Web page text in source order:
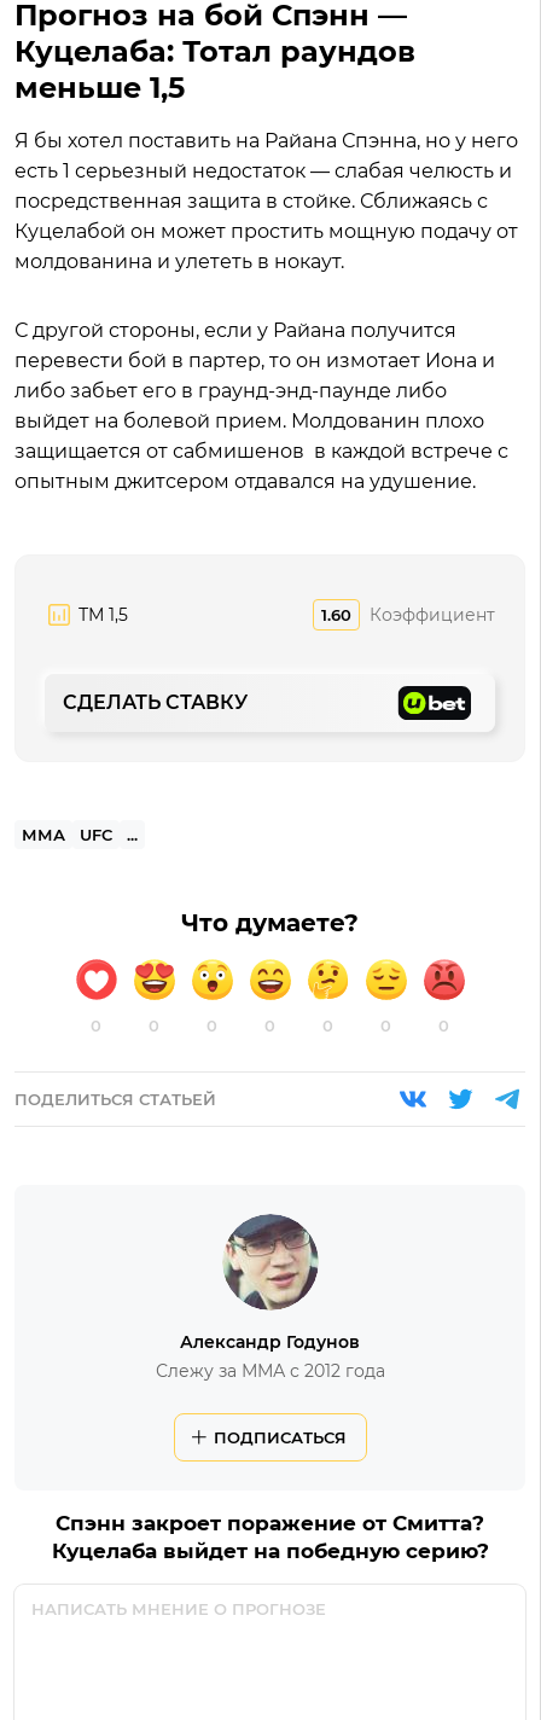
Прогноз на бой Спэнн —
Куцелаба: Тотал раундов
меньше 1,5
Я бы хотел поставить на Райана Спэнна, но у него
есть 1 серьезный недостаток — слабая челюсть и
посредственная защита в стойке. Сближаясь с
Куцелабой он может простить мощную подачу от
молдованина и улететь в нокаут.
С другой стороны, если у Райана получится
перевести бой в партер, то он измотает Иона и
либо забьет его в граунд-энд-паунде либо
выйдет на болевой прием. Молдованин плохо
защищается от сабмишенов в каждой встрече с
опытным джитсером отдавался на удушение.
ТМ 1,5 1.60 Коэффициент
СДЕЛАТЬ СТАВКУ
ММА UFC ...
Что думаете?
0 0 0 0 0 0 0
ПОДЕЛИТЬСЯ СТАТЬЕЙ
Александр Годунов
Слежу за ММА с 2012 года
ПОДПИСАТЬСЯ
Спэнн закроет поражение от Смитта?
Куцелаба выйдет на победную серию?